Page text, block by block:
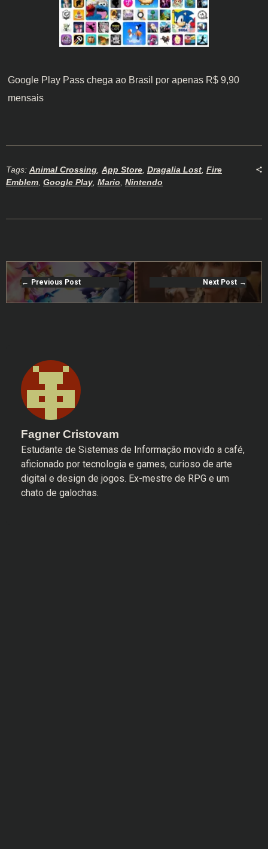
Google Play Pass chega ao Brasil por apenas R$ 9,90
mensais
Tags: Animal Crossing App Store Dragalia Lost Fire
Emblem Google Play Mario Nintendo
Previous Post Next Post
Fagner Cristovam
Estudante de Sistemas de Informação movido a café,
aficionado por tecnologia e games, curioso de arte
digital e design de jogos. Ex-mestre de RPG e um
chato de galochas.